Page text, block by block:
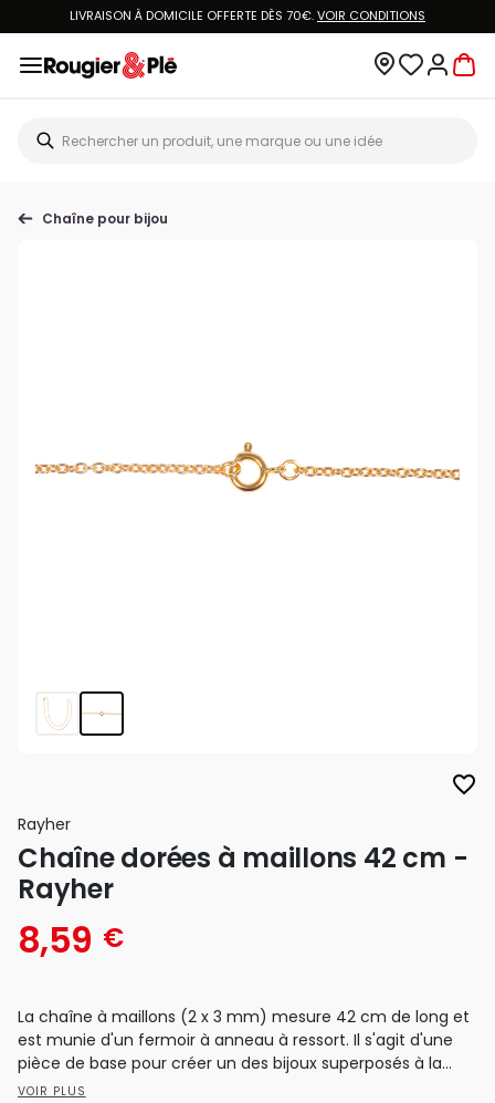
LIVRAISON À DOMICILE OFFERTE DÈS 70€.VOIR CONDITIONS
Chaîne pour bijou
favorite_border
Rayher
Chaîne dorées à maillons 42 cm -
Rayher
8,59 €
La chaîne à maillons (2 x 3 mm) mesure 42 cm de long et
est munie d'un fermoir à anneau à ressort. Il s'agit d'une
pièce de base pour créer un des bijoux superposés à la...
VOIR PLUS